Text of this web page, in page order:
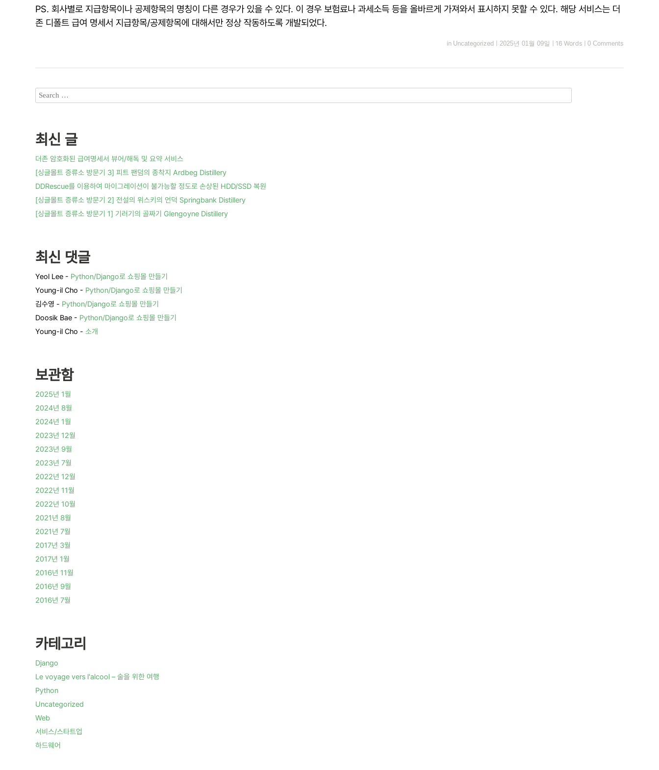
PS. 회사별로 지급항목이나 공제항목의 명칭이 다른 경우가 있을 수 있다. 이 경우 보험료나 과세소득 등을 올바르게 가져와서 표시하지 못할 수 있다. 해당 서비스는 더
존 디폴트 급여 명세서 지급항목/공제항목에 대해서만 정상 작동하도록 개발되었다.
in Uncategorized 2025년 01월 09일 16 Words 0 Comments
최신 글
더존 암호화된 급여명세서 뷰어/해독 및 요약 서비스
[싱글몰트 증류소 방문기 3] 피트 팬덤의 종착지 Ardbeg Distillery
DDRescue를 이용하여 마이그레이션이 불가능할 정도로 손상된 HDD/SSD 복원
[싱글몰트 증류소 방문기 2] 전설의 위스키의 언덕 Springbank Distillery
[싱글몰트 증류소 방문기 1] 기러기의 골짜기 Glengoyne Distillery
최신 댓글
Yeol Lee - Python/Django로 쇼핑몰 만들기
Young-il Cho - Python/Django로 쇼핑몰 만들기
김수영 - Python/Django로 쇼핑몰 만들기
Doosik Bae - Python/Django로 쇼핑몰 만들기
Young-il Cho - 소개
보관함
2025년 1월
2024년 8월
2024년 1월
2023년 12월
2023년 9월
2023년 7월
2022년 12월
2022년 11월
2022년 10월
2021년 8월
2021년 7월
2017년 3월
2017년 1월
2016년 11월
2016년 9월
2016년 7월
카테고리
Django
Le voyage vers l'alcool – 술을 위한 여행
Python
Uncategorized
Web
서비스/스타트업
하드웨어